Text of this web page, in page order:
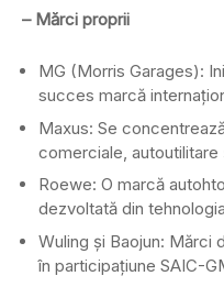
– Mărci proprii
MG (Morris Garages):
succes marcă
Maxus: Se
comerciale, autoutilitare
Roewe: O marcă
dezvoltată din
Wuling și Baojun: Mărci
în participațiune SAIC-